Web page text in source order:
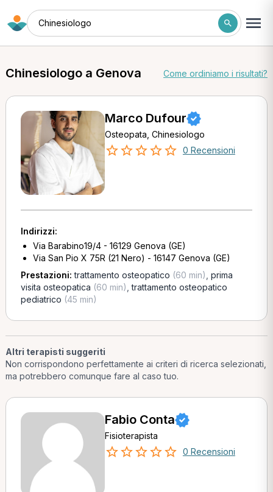
Chinesiologo
Chinesiologo a Genova Come ordiniamo i risultati?
Marco Dufour
Osteopata, Chinesiologo
0 Recensioni
Indirizzi:
Via Barabino19/4 - 16129 Genova (GE)
Via San Pio X 75R (21 Nero) - 16147 Genova (GE)
Prestazioni:trattamento osteopatico (60 min) prima
visita osteopatica (60 min) ,trattamento osteopatico
pediatrico (45 min)
Altri terapisti suggeriti
Non corrispondono perfettamente ai criteri di ricerca selezionati,
ma potrebbero comunque fare al caso tuo.
Fabio Conta
Fisioterapista
0 Recensioni